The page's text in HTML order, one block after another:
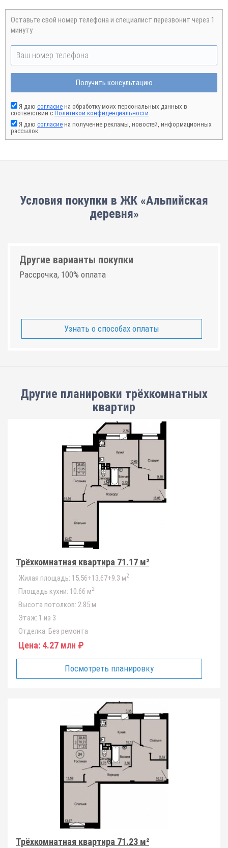
Оставьте свой номер телефона и специалист перезвонит через 1
минуту
Получить консультацию
Я даю согласие на обработку моих персональных данных в
соответствии с Политикой конфиденциальности
Я даю согласие на получение рекламы, новостей, информационных
рассылок
Условия покупки в ЖК «Альпийская
деревня»
Другие варианты покупки
Рассрочка, 100% оплата
Узнать о способах оплаты
Другие планировки трёхкомнатных
квартир
Трёхкомнатная квартира 71.17 м²
Жилая площадь: 15.56+13.67+9.3 м2
Площадь кухни: 10.66 м2
Высота потолков: 2.85 м
Этаж: 1 из 3
Отделка: Без ремонта
Цена: 4.27 млн ₽
Посмотреть планировку
Трёхкомнатная квартира 71.23 м²